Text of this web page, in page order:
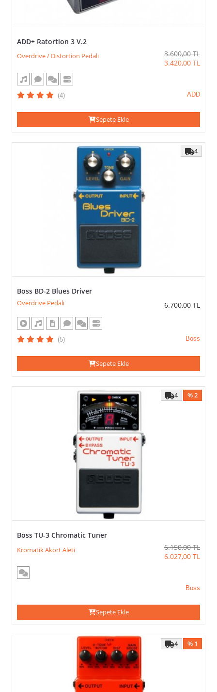
ADD+ Ratortion 3 V.2
Overdrive / Distortion Pedalı 3.600,00 TL
3.420,00 TL
(4) ADD
Sepete Ekle
4
Boss BD-2 Blues Driver
Overdrive Pedalı 6.700,00 TL
(5) Boss
Sepete Ekle
% 2
4
Boss TU-3 Chromatic Tuner
Kromatik Akort Aleti 6.150,00 TL
6.027,00 TL
Boss
Sepete Ekle
% 1
4